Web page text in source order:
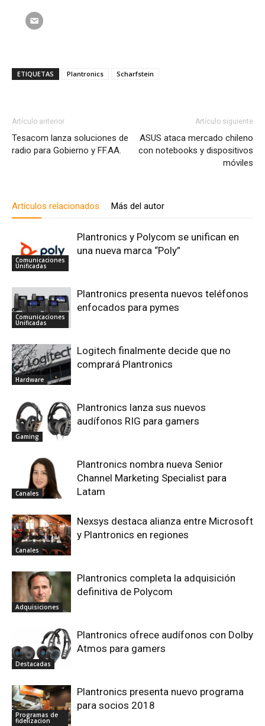
ETIQUETAS Plantronics Scharfstein
Artículo anterior
Tesacom lanza soluciones de
radio para Gobierno y FF.AA.
Artículo siguiente
ASUS ataca mercado chileno
con notebooks y dispositivos
móviles
Artículos relacionados Más del autor
Comunicaciones
Unificadas
Plantronics y Polycom se unifican en
una nueva marca “Poly”
Comunicaciones
Unificadas
Plantronics presenta nuevos teléfonos
enfocados para pymes
Hardware
Logitech finalmente decide que no
comprará Plantronics
Gaming
Plantronics lanza sus nuevos
audífonos RIG para gamers
Canales
Plantronics nombra nueva Senior
Channel Marketing Specialist para
Latam
Canales
Nexsys destaca alianza entre Microsoft
y Plantronics en regiones
Adquisiciones
Plantronics completa la adquisición
definitiva de Polycom
Destacadas
Plantronics ofrece audífonos con Dolby
Atmos para gamers
Programas de
fidelizacion
Plantronics presenta nuevo programa
para socios 2018